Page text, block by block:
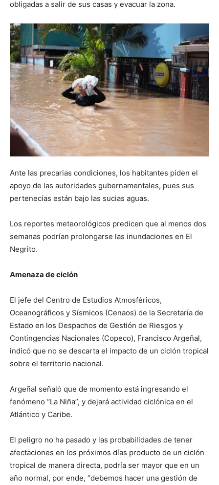
obligadas a salir de sus casas y evacuar la zona.
Ante las precarias condiciones, los habitantes piden el
apoyo de las autoridades gubernamentales, pues sus
pertenecías están bajo las sucias aguas.
Los reportes meteorológicos predicen que al menos dos
semanas podrían prolongarse las inundaciones en El
Negrito.
Amenaza de ciclón
El jefe del Centro de Estudios Atmosféricos,
Oceanográficos y Sísmicos (Cenaos) de la Secretaría de
Estado en los Despachos de Gestión de Riesgos y
Contingencias Nacionales (Copeco), Francisco Argeñal,
indicó que no se descarta el impacto de un ciclón tropical
sobre el territorio nacional.
Argeñal señaló que de momento está ingresando el
fenómeno “La Niña”, y dejará actividad ciclónica en el
Atlántico y Caribe.
El peligro no ha pasado y las probabilidades de tener
afectaciones en los próximos días producto de un ciclón
tropical de manera directa, podría ser mayor que en un
año normal, por ende, “debemos hacer una gestión de